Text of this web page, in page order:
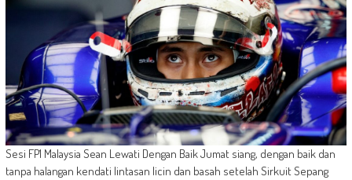
Sesi FP1 Malaysia Sean Lewati Dengan Baik Jumat siang, dengan baik dan
tanpa halangan kendati lintasan licin dan basah setelah Sirkuit Sepang